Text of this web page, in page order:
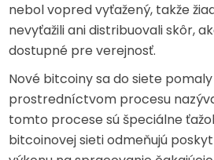
nebol vopred vyťažený, takže
nevyťažili ani distribuovali skôr,
dostupné pre verejnosť.
Nové bitcoiny sa do siete
prostredníctvom procesu
tomto procese sú špeciálne
bitcoinovej sieti odmeňujú